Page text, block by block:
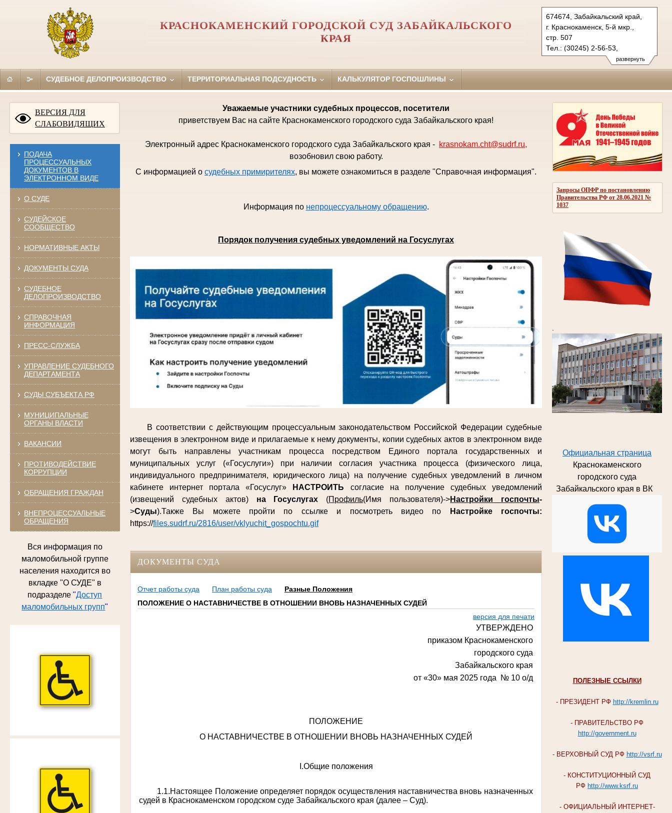
развернуть
674674, Забайкальский край,
г. Краснокаменск, 5-й мкр.,
стр. 507
Тел.: (30245) 2-56-53,
(3022) 23-83-71 (ф.)
krasnokam.cht@sudrf.ru
КРАСНОКАМЕНСКИЙ ГОРОДСКОЙ СУД ЗАБАЙКАЛЬСКОГО
КРАЯ
СУДЕБНОЕ ДЕЛОПРОИЗВОДСТВО ТЕРРИТОРИАЛЬНАЯ ПОДСУДНОСТЬ КАЛЬКУЛЯТОР ГОСПОШЛИНЫ
ВЕРСИЯ ДЛЯ
СЛАБОВИДЯЩИХ
ПОДАЧА
ПРОЦЕССУАЛЬНЫХ
ДОКУМЕНТОВ В
ЭЛЕКТРОННОМ ВИДЕ
О СУДЕ
СУДЕЙСКОЕ
СООБЩЕСТВО
НОРМАТИВНЫЕ АКТЫ
ДОКУМЕНТЫ СУДА
СУДЕБНОЕ
ДЕЛОПРОИЗВОДСТВО
СПРАВОЧНАЯ
ИНФОРМАЦИЯ
ПРЕСС-СЛУЖБА
УПРАВЛЕНИЕ СУДЕБНОГО
ДЕПАРТАМЕНТА
СУДЫ СУБЪЕКТА РФ
МУНИЦИПАЛЬНЫЕ
ОРГАНЫ ВЛАСТИ
ВАКАНСИИ
ПРОТИВОДЕЙСТВИЕ
КОРРУПЦИИ
ОБРАЩЕНИЯ ГРАЖДАН
ВНЕПРОЦЕССУАЛЬНЫЕ
ОБРАЩЕНИЯ
Вся информация по
маломобильной группе
населения находится во
вкладке "О СУДЕ" в
подразделе"Доступ
маломобильных групп"
Запросы ОПФР по постановлению
Правительства РФ от 28.06.2021 №
1037
Официальная страница
Краснокаменского
городского суда
Забайкальского края в ВК
ПОЛЕЗНЫЕ ССЫЛКИ
- ПРЕЗИДЕНТ РФ http://kremlin.ru
- ПРАВИТЕЛЬСТВО РФ
http://government.ru
- ВЕРХОВНЫЙ СУД РФ http://vsrf.ru
- КОНСТИТУЦИОННЫЙ СУД
РФ http://www.ksrf.ru
- ОФИЦИАЛЬНЫЙ ИНТЕРНЕТ-
Уважаемые участники судебных процессов, посетители
приветствуем Вас на сайте Краснокаменского городского суда Забайкальского края!
Электронный адрес Краснокаменского городского суда Забайкальского края - krasnokam.cht@sudrf.ru,
возобновил свою работу.
С информацией о судебных примирителях, вы можете ознакомиться в разделе "Справочная информация".
Информация по непроцессуальному обращению.
Порядок получения судебных уведомлений на Госуслугах
В соответствии с действующим процессуальным законодательством Российской Федерации судебные
извещения в электронном виде и прилагаемые к нему документы, копии судебных актов в электронном виде
могут быть направлены участникам процесса посредством Единого портала государственных и
муниципальных услуг («Госуслуги») при наличии согласия участника процесса (физического лица,
индивидуального предпринимателя, юридического лица) на получение судебных уведомлений в личном
кабинете интернет портала «Госуслуг»
НАСТРОИТЬ согласие на получение судебных уведомлений
(извещений судебных актов) на Госуслугах (Профиль(Имя пользователя)->Настройки госпочты-
>Суды).Также Вы можете пройти по ссылке и посмотреть видео по
Настройке госпочты:
https://files.sudrf.ru/2816/user/vklyuchit_gospochtu.gif
ДОКУМЕНТЫ СУДА
Отчет работы суда План работы суда
Разные Положения
ПОЛОЖЕНИЕ О НАСТАВНИЧЕСТВЕ В ОТНОШЕНИИ ВНОВЬ НАЗНАЧЕННЫХ СУДЕЙ
версия для печати
УТВЕРЖДЕНО
приказом Краснокаменского
городского суда
Забайкальского края
от «30» мая 2025 года
№ 10 о/д
ПОЛОЖЕНИЕ
О НАСТАВНИЧЕСТВЕ В ОТНОШЕНИИ ВНОВЬ НАЗНАЧЕННЫХ СУДЕЙ
.Общие положения
1.1.Настоящее Положение определяет порядок осуществления наставничества вновь назначенных
судей в Краснокаменском городском суде Забайкальского края (далее – Суд).